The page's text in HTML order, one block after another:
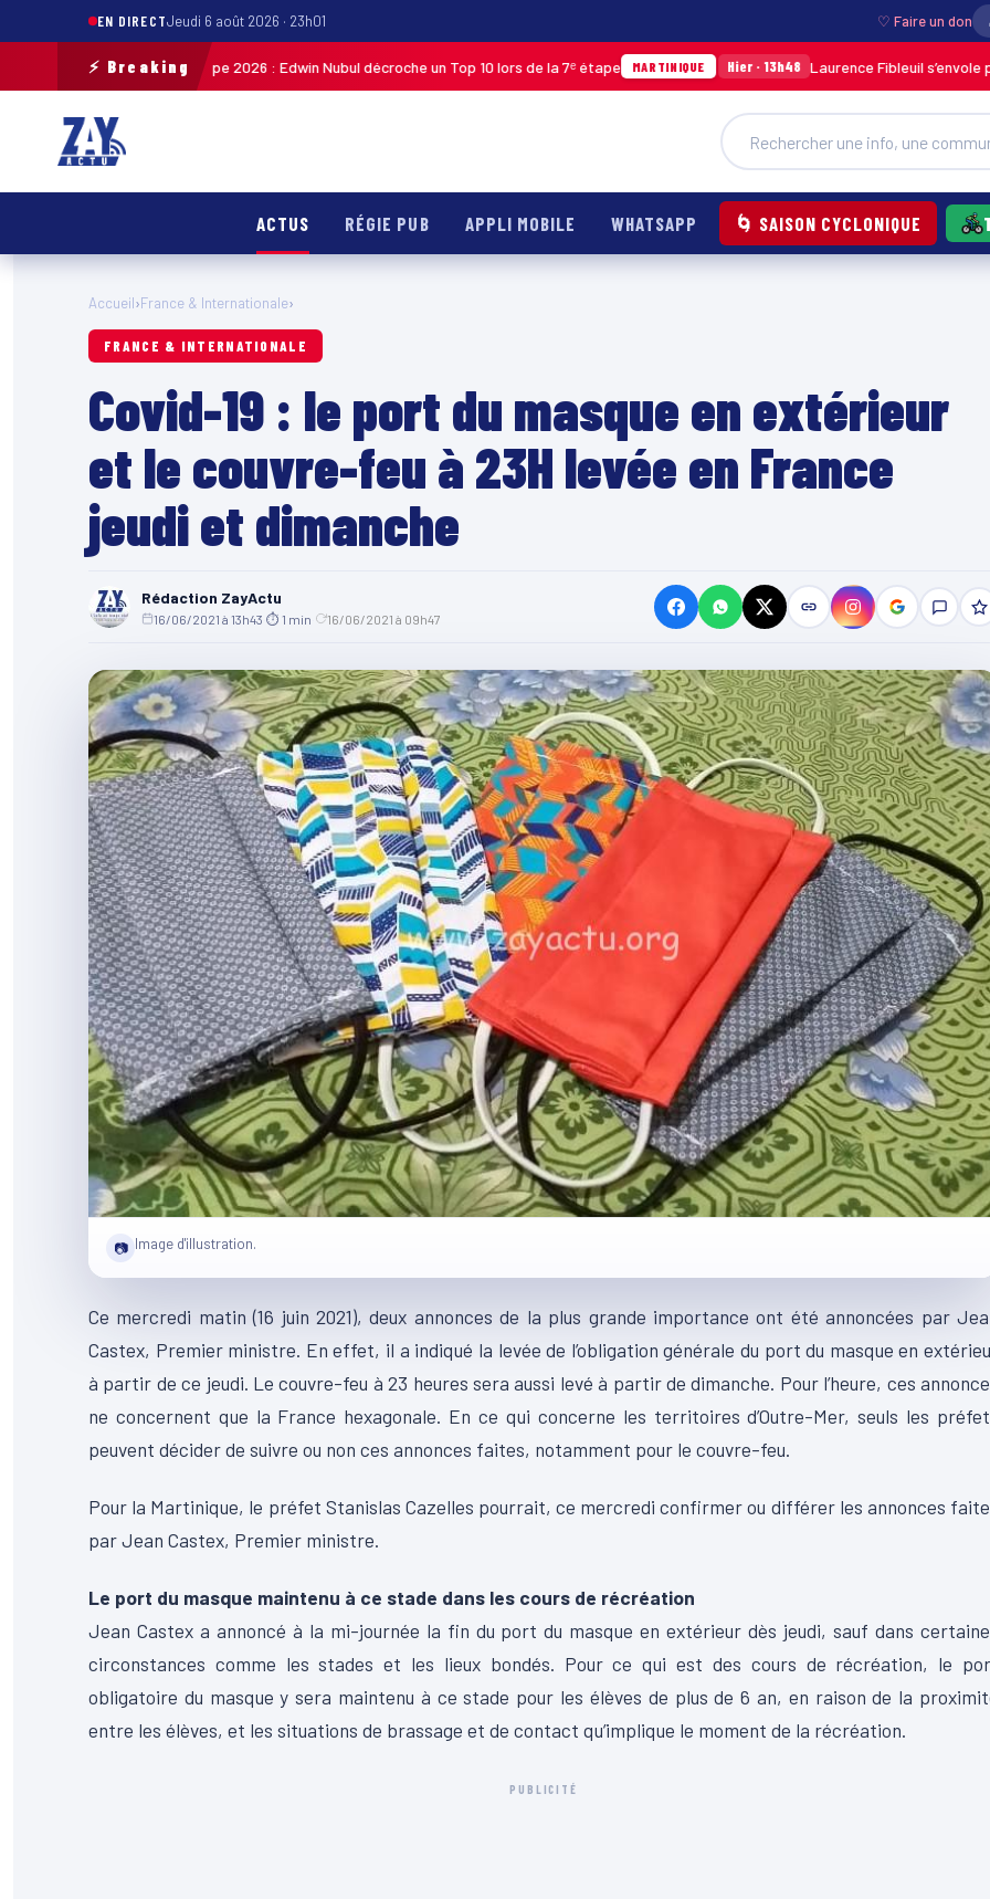
EN DIRECTJeudi 6 août 2026 · 23h01 ♡ Faire un don
⚡ Breaking
de Guadeloupe 2026 : Edwin Nubul décroche un Top 10 lors de la 7ᵉ étape MARTINIQUE Hier · 13h48 Laurence Fibleuil s’envole pour
ACTUS RÉGIE PUB APPLI MOBILE WHATSAPP 🌀 SAISON CYCLONIQUE
Accueil›France & Internationale›
FRANCE & INTERNATIONALE
Covid-19 : le port du masque en extérieur
et le couvre-feu à 23H levée en France
jeudi et dimanche
Rédaction ZayActu
16/06/2021 à 13h43 ⏱ 1 min 16/06/2021 à 09h47
📷 Image d'illustration.
Ce mercredi matin (16 juin 2021), deux annonces de la plus grande importance ont été annoncées par
Castex, Premier ministre. En effet, il a indiqué la levée de l’obligation générale du port du masque en
à partir de ce jeudi. Le couvre-feu à 23 heures sera aussi levé à partir de dimanche. Pour l’heure, ces
ne concernent que la France hexagonale. En ce qui concerne les territoires d’Outre-Mer, seuls les
peuvent décider de suivre ou non ces annonces faites, notamment pour le couvre-feu.
Pour la Martinique, le préfet Stanislas Cazelles pourrait, ce mercredi confirmer ou différer les annonces
par Jean Castex, Premier ministre.
Le port du masque maintenu à ce stade dans les cours de récréation
Jean Castex a annoncé à la mi-journée la fin du port du masque en extérieur dès jeudi, sauf dans
circonstances comme les stades et les lieux bondés. Pour ce qui est des cours de récréation, le
obligatoire du masque y sera maintenu à ce stade pour les élèves de plus de 6 an, en raison de la
entre les élèves, et les situations de brassage et de contact qu’implique le moment de la récréation.
PUBLICITÉ